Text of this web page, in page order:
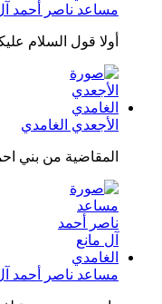
مساعد ناصر أحمد
أولا قول السلام
الأجعدي الغامدي
المقاضية من بني
مساعد ناصر أحمد